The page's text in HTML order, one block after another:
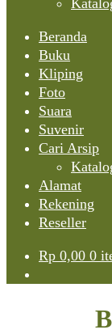
Beranda
Buku
Kliping
Foto
Suara
Suvenir
Cari Arsip
Alamat
Rekening
Reseller
Rp 0,00 0